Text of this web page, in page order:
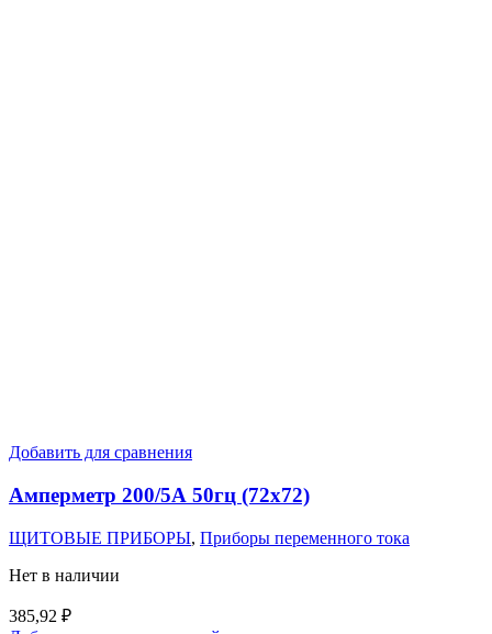
Добавить для сравнения
Амперметр 200/5А 50гц (72х72)
ЩИТОВЫЕ ПРИБОРЫ, Приборы переменного тока
Нет в наличии
385,92 ₽